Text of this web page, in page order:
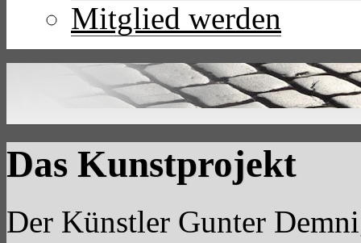
Mitglied werden
Das Kunstprojekt
Der Künstler Gunter